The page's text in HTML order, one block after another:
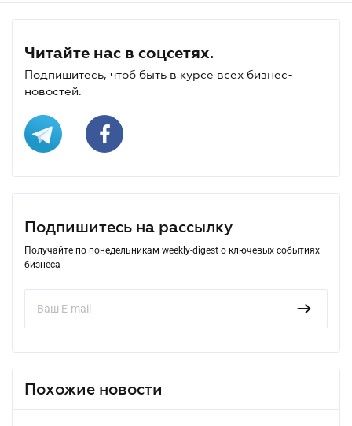
Читайте нас в соцсетях.
Подпишитесь, чтоб быть в курсе всех бизнес-
новостей.
Подпишитесь на рассылку
Получайте по понедельникам weekly-digest о ключевых событиях
бизнеса
Похожие новости